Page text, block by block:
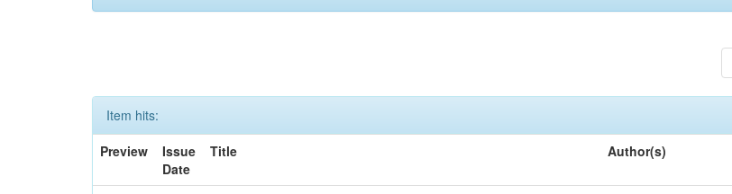
Item hits:
Preview
Issue
Date
Title Author(s)